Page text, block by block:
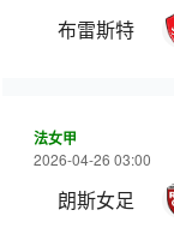
布雷斯特
法女甲
2026-04-26 03:00
朗斯女足